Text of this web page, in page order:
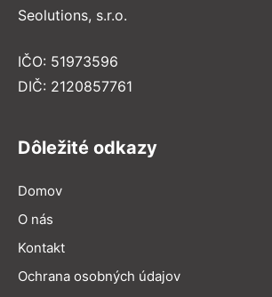
Seolutions, s.r.o.
IČO: 51973596
DIČ: 2120857761
Dôležité odkazy
Domov
O nás
Kontakt
Ochrana osobných údajov